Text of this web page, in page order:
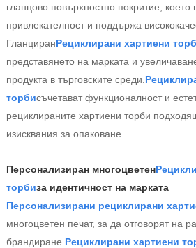
гланцово повърхностно покритие, което
привлекателност и поддържа
ГланциранРециклирани хартиени
представянето на марката и
продукта в търговските среди.
торбисъчетават функционалност и
рециклираните хартиени торби
изисквания за опаковане.
Персонализиран многоцветен
торбиза идентичност на марката
Персонализирани рециклирани
многоцветен печат, за да отговорят на
брандиране. Рециклирани хартиени